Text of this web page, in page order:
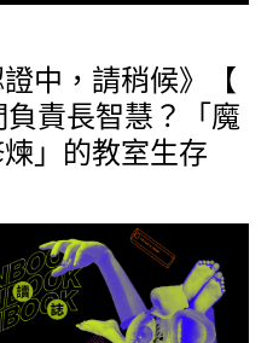
證中，請稍候》【
責長智慧？「魔
」的教室生存